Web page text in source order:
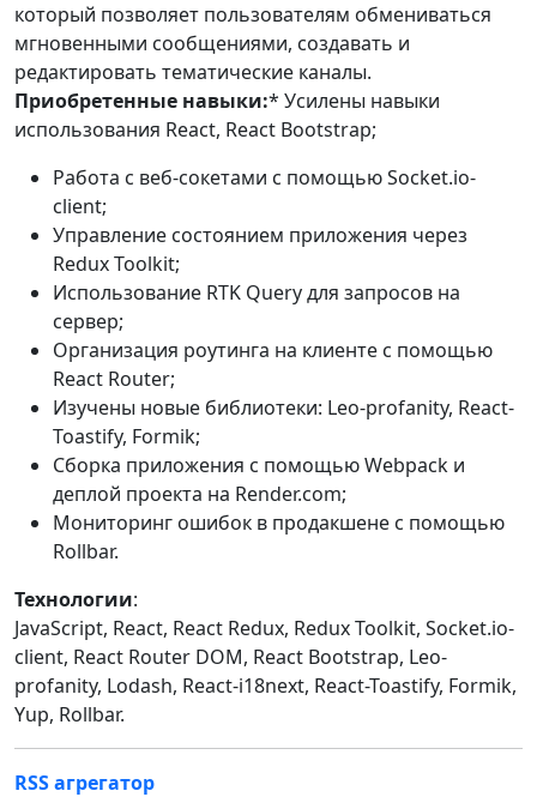
который позволяет пользователям обмениваться
мгновенными сообщениями, создавать и
редактировать тематические каналы.
Приобретенные навыки:* Усилены навыки
использования React, React Bootstrap;
Работа с веб-сокетами с помощью Socket.io-
client;
Управление состоянием приложения через
Redux Toolkit;
Использование RTK Query для запросов на
сервер;
Организация роутинга на клиенте с помощью
React Router;
Изучены новые библиотеки: Leo-profanity, React-
Toastify, Formik;
Сборка приложения с помощью Webpack и
деплой проекта на Render.com;
Мониторинг ошибок в продакшене с помощью
Rollbar.
Технологии:
JavaScript, React, React Redux, Redux Toolkit, Socket.io-
client, React Router DOM, React Bootstrap, Leo-
profanity, Lodash, React-i18next, React-Toastify, Formik,
Yup, Rollbar.
RSS агрегатор